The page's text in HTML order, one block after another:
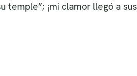
temple”; ¡mi clamor llegó a sus